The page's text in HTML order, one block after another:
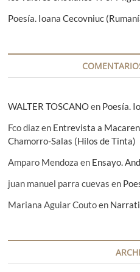
t
a
d
s
Poesía. Ioana Cecovniuc
WALTER TOSCANOen Poesía.
Fco diazen Entrevista a
Chamorro-Salas (Hilos de Tinta)
Amparo Mendoza en Ensayo.
juan manuel parra cuevas en
Mariana Aguiar Coutoen